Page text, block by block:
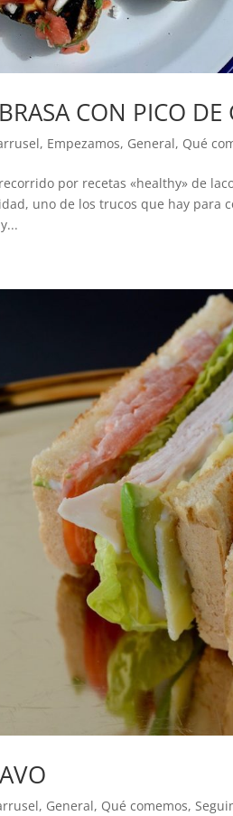
CON PICO DE
, Empezamos, General, Qué
por recetas «healthy» de
uno de los trucos que hay para
, General, Qué comemos,